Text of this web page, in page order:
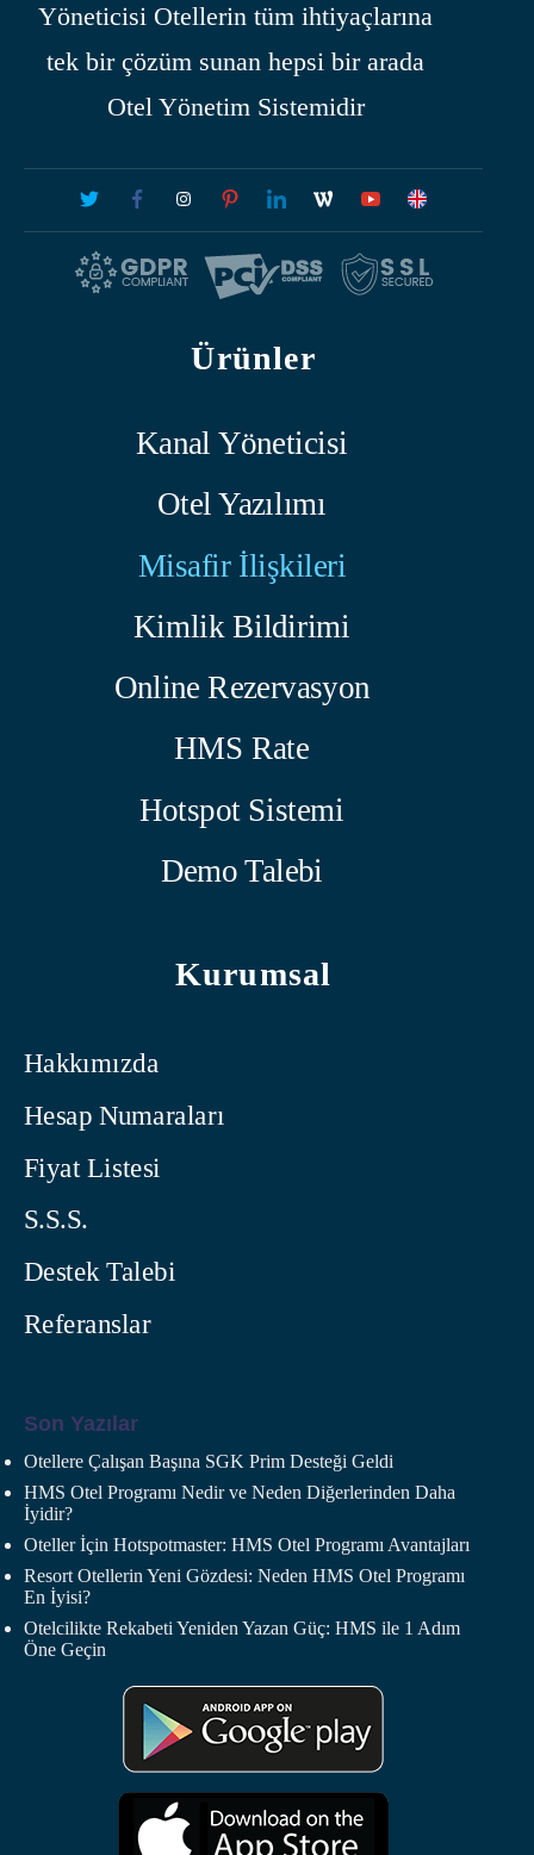
Yöneticisi Otellerin tüm ihtiyaçlarına
tek bir çözüm sunan hepsi bir arada
Otel Yönetim Sistemidir
Ürünler
Kanal Yöneticisi
Otel Yazılımı
Misafir İlişkileri
Kimlik Bildirimi
Online Rezervasyon
HMS Rate
Hotspot Sistemi
Demo Talebi
Kurumsal
Hakkımızda
Hesap Numaraları
Fiyat Listesi
S.S.S.
Destek Talebi
Referanslar
Son Yazılar
Otellere Çalışan Başına SGK Prim Desteği Geldi
HMS Otel Programı Nedir ve Neden Diğerlerinden Daha
İyidir?
Oteller İçin Hotspotmaster: HMS Otel Programı Avantajları
Resort Otellerin Yeni Gözdesi: Neden HMS Otel Programı
En İyisi?
Otelcilikte Rekabeti Yeniden Yazan Güç: HMS ile 1 Adım
Öne Geçin